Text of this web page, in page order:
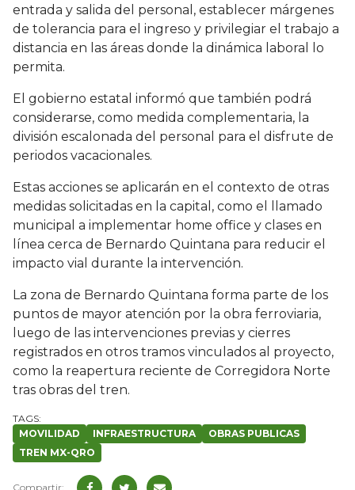
entrada y salida del personal, establecer márgenes
de tolerancia para el ingreso y privilegiar el trabajo a
distancia en las áreas donde la dinámica laboral lo
permita.
El gobierno estatal informó que también podrá
considerarse, como medida complementaria, la
división escalonada del personal para el disfrute de
periodos vacacionales.
Estas acciones se aplicarán en el contexto de otras
medidas solicitadas en la capital, como el llamado
municipal a implementar home office y clases en
línea cerca de Bernardo Quintana para reducir el
impacto vial durante la intervención.
La zona de Bernardo Quintana forma parte de los
puntos de mayor atención por la obra ferroviaria,
luego de las intervenciones previas y cierres
registrados en otros tramos vinculados al proyecto,
como la reapertura reciente de Corregidora Norte
tras obras del tren.
MOVILIDAD INFRAESTRUCTURA
OBRAS PUBLICAS
TREN MX-QRO